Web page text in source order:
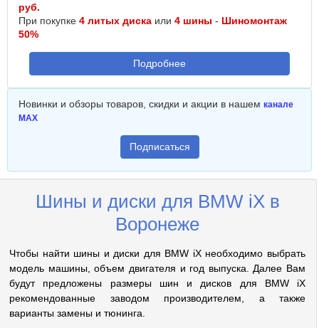
руб.
При покупке 4 литых диска или 4 шины - Шиномонтаж
50%
Подробнее
Новинки и обзоры товаров, скидки и акции в нашем канале
MAX
Подписаться
Шины и диски для BMW iX в
Воронеже
Чтобы найти шины и диски для BMW iX необходимо выбрать
модель машины, объем двигателя и год выпуска. Далее Вам
будут предложены размеры шин и дисков для BMW iX
рекомендованные заводом производителем, а также
варианты замены и тюнинга.